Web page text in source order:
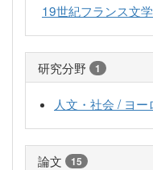
19世紀フランス文学
研究分野 1
人文・社会 / ヨ
論文 15